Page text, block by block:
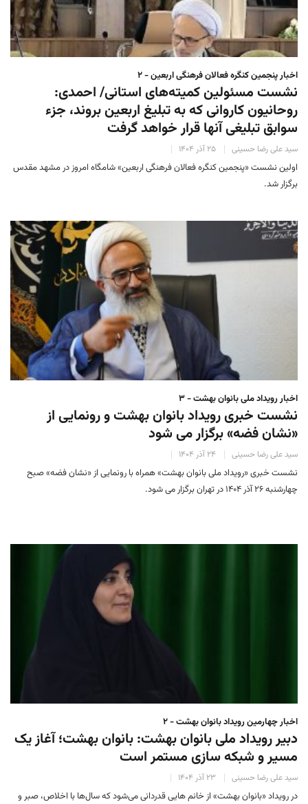
اخبار پنجمین کنگره فعالان فرهنگی اربعین - ۲
نشست مسئولین کمیته‌های استانی/ احمدی:
روحانیون کاروانی که به تبلیغ اربعین بروند، جزء
سوابق تبلیغی آنها قرار خواهد گرفت
سید علی رضا حسینی ۲۵ آذر ۱۴۰۴
اولین نشست «پنجمین کنگره فعالان فرهنگی اربعین» شامگاه امروز در مشهد مقدس
برگزار شد.
اخبار رویداد ملی بانوان بهشت - ۳
نشست خبری رویداد بانوان بهشت و رونمایی از
«نشان فضه» برگزار می شود
سید علی رضا حسینی ۲۴ آذر ۱۴۰۴
نشست خبری «رویداد ملی بانوان بهشت» همراه با رونمایی از «نشان فضه» صبح
چهارشنبه ۲۶ آذر ۱۴۰۴ در تهران برگزار می شود.
اخبار چهارمین رویداد بانوان بهشت - ۲
دبیر رویداد ملی بانوان بهشت: بانوان بهشت؛ آغاز یک
مسیر و شبکه سازی مستمر است
سید علی رضا حسینی ۲۳ آذر ۱۴۰۴
در رویداد «بانوان بهشت» از خانم هایی قدردانی می‌شود که سال‌ها با اخلاص، صبر و